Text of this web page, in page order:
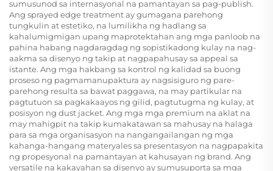
sumusunod sa internasyonal na pamantayan sa pag-publish.
Ang sprayed edge treatment ay gumagana parehong
tungkulin at estetiko, na lumilikha ng hadlang sa
kahalumigmigan upang maprotektahan ang mga panloob na
pahina habang nagdaragdag ng sopistikadong kulay na nag-
aakma sa disenyo ng takip at nagpapahusay sa appeal sa
istante. Ang mga hakbang sa kontrol ng kalidad sa buong
proseso ng pagmamanupaktura ay nagsisiguro ng pare-
parehong resulta sa bawat paggawa, na may partikular na
pagtutuon sa pagkakaayos ng gilid, pagtutugma ng kulay, at
posisyon ng dust jacket. Ang mga mga premium na aklat na
may mahigpit na takip kumakatawan sa mahusay na halaga
para sa mga organisasyon na nangangailangan ng mga
kahanga-hangang materyales sa presentasyon na nagpapakita
ng propesyonal na pamantayan at kahusayan ng brand. Ang
versatile na kakayahan sa disenyo ay sumusuporta sa mga